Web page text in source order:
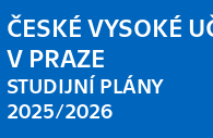
ČESKÉ VYSOKÉ
V PRAZE
STUDIJNÍ PLÁNY
2025/2026